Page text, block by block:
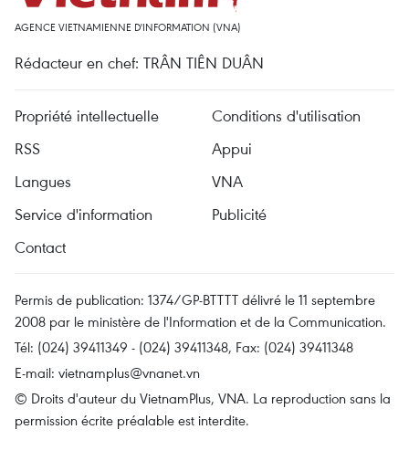
AGENCE VIETNAMIENNE D'INFORMATION (VNA)
Rédacteur en chef: TRÂN TIÊN DUÂN
Propriété intellectuelle
Conditions d'utilisation
RSS
Appui
Langues
VNA
Service d'information
Publicité
Contact
Permis de publication: 1374/GP-BTTTT délivré le 11 septembre
2008 par le ministère de l'Information et de la Communication.
Tél: (024) 39411349 - (024) 39411348, Fax: (024) 39411348
E-mail: vietnamplus@vnanet.vn
© Droits d'auteur du VietnamPlus, VNA. La reproduction sans la
permission écrite préalable est interdite.